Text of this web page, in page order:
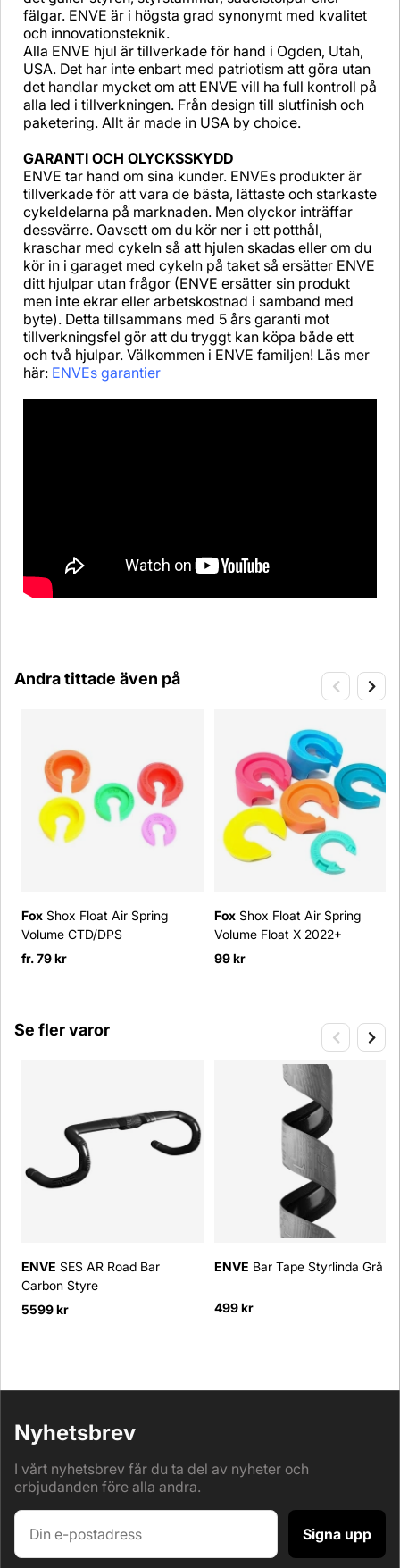
fälgar. ENVE är i högsta grad synonymt med kvalitet
och innovationsteknik.
Alla ENVE hjul är tillverkade för hand i Ogden, Utah,
USA. Det har inte enbart med patriotism att göra utan
det handlar mycket om att ENVE vill ha full kontroll på
alla led i tillverkningen. Från design till slutfinish och
paketering. Allt är made in USA by choice.
GARANTI OCH OLYCKSSKYDD
ENVE tar hand om sina kunder. ENVEs produkter är
tillverkade för att vara de bästa, lättaste och starkaste
cykeldelarna på marknaden. Men olyckor inträffar
dessvärre. Oavsett om du kör ner i ett potthål,
kraschar med cykeln så att hjulen skadas eller om du
kör in i garaget med cykeln på taket så ersätter ENVE
ditt hjulpar utan frågor (ENVE ersätter sin produkt
men inte ekrar eller arbetskostnad i samband med
byte). Detta tillsammans med 5 års garanti mot
tillverkningsfel gör att du tryggt kan köpa både ett
och två hjulpar. Välkommen i ENVE familjen! Läs mer
här: ENVEs garantier
Andra tittade även på
Fox Shox Float Air Spring
Volume CTD/DPS
fr. 79 kr
Fox Shox Float Air Spring
Volume Float X 2022+
99 kr
Se fler varor
ENVE SES AR Road Bar
Carbon Styre
5599 kr
ENVE Bar Tape Styrlinda Grå
499 kr
Nyhetsbrev
I vårt nyhetsbrev får du ta del av nyheter och
erbjudanden före alla andra.
Signa upp